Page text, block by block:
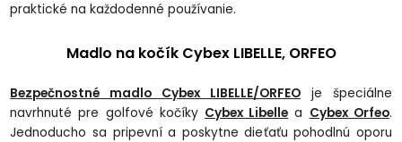
praktické na každodenné používanie.
Madlo na kočík Cybex LIBELLE, ORFEO
Bezpečnostné madlo Cybex LIBELLE/ORFEOje špeciálne
navrhnuté pre golfové kočíky Cybex Libelle a Cybex Orfeo.
Jednoducho sa pripevní a poskytne dieťaťu pohodlnú oporu